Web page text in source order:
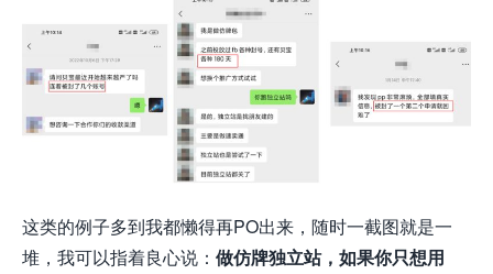
这类的例子多到我都懒得再PO出来，随时一截图就是一
堆，我可以指着良心说： 做仿牌独立站，如果你只想用